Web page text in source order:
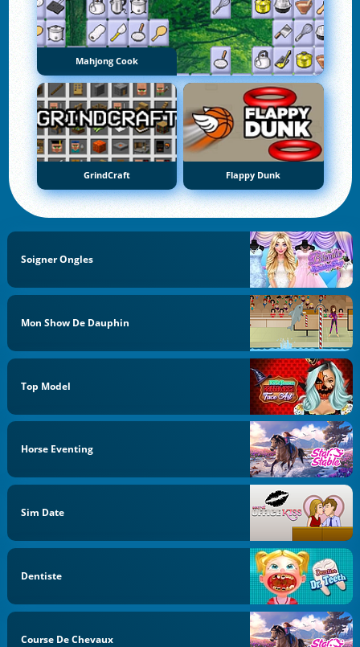
Mahjong Cook
GrindCraft Flappy Dunk
Soigner Ongles
Mon Show De Dauphin
Top Model
Horse Eventing
Sim Date
Dentiste
Course De Chevaux